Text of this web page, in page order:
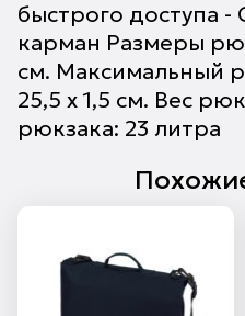
быстрого доступа
карман Размеры
см. Максимальный
25,5 x 1,5 см. Вес
рюкзака: 23 литра